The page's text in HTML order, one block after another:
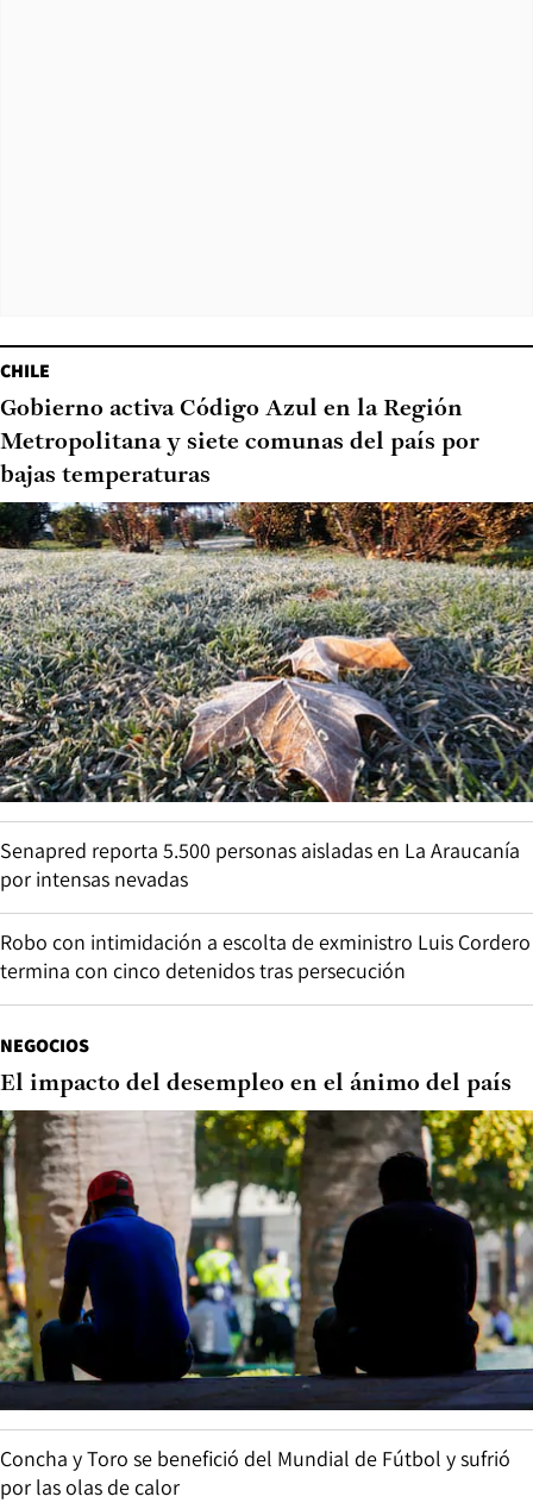
CHILE
Gobierno activa Código Azul en la Región
Metropolitana y siete comunas del país por
bajas temperaturas
Senapred reporta 5.500 personas aisladas en La Araucanía
por intensas nevadas
Robo con intimidación a escolta de exministro Luis Cordero
termina con cinco detenidos tras persecución
NEGOCIOS
El impacto del desempleo en el ánimo del país
Concha y Toro se benefició del Mundial de Fútbol y sufrió
por las olas de calor